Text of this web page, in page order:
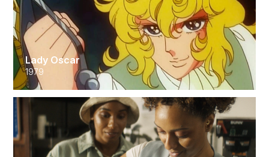
Lady Oscar
1979